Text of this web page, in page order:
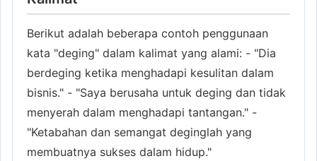
Berikut adalah beberapa contoh penggunaan
kata "deging" dalam kalimat yang alami: - "Dia
berdeging ketika menghadapi kesulitan dalam
bisnis." - "Saya berusaha untuk deging dan tidak
menyerah dalam menghadapi tantangan." -
"Ketabahan dan semangat deginglah yang
membuatnya sukses dalam hidup."